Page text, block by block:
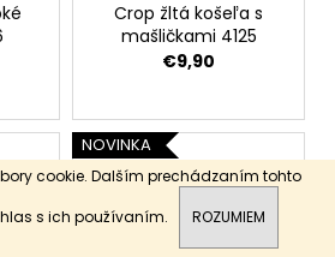
cookie. Dalším prechádzaním tohto
s ich používaním.
ROZUMIEM
Crop žltá košeľa s
mašličkami 4125
€9,90
NOVINKA